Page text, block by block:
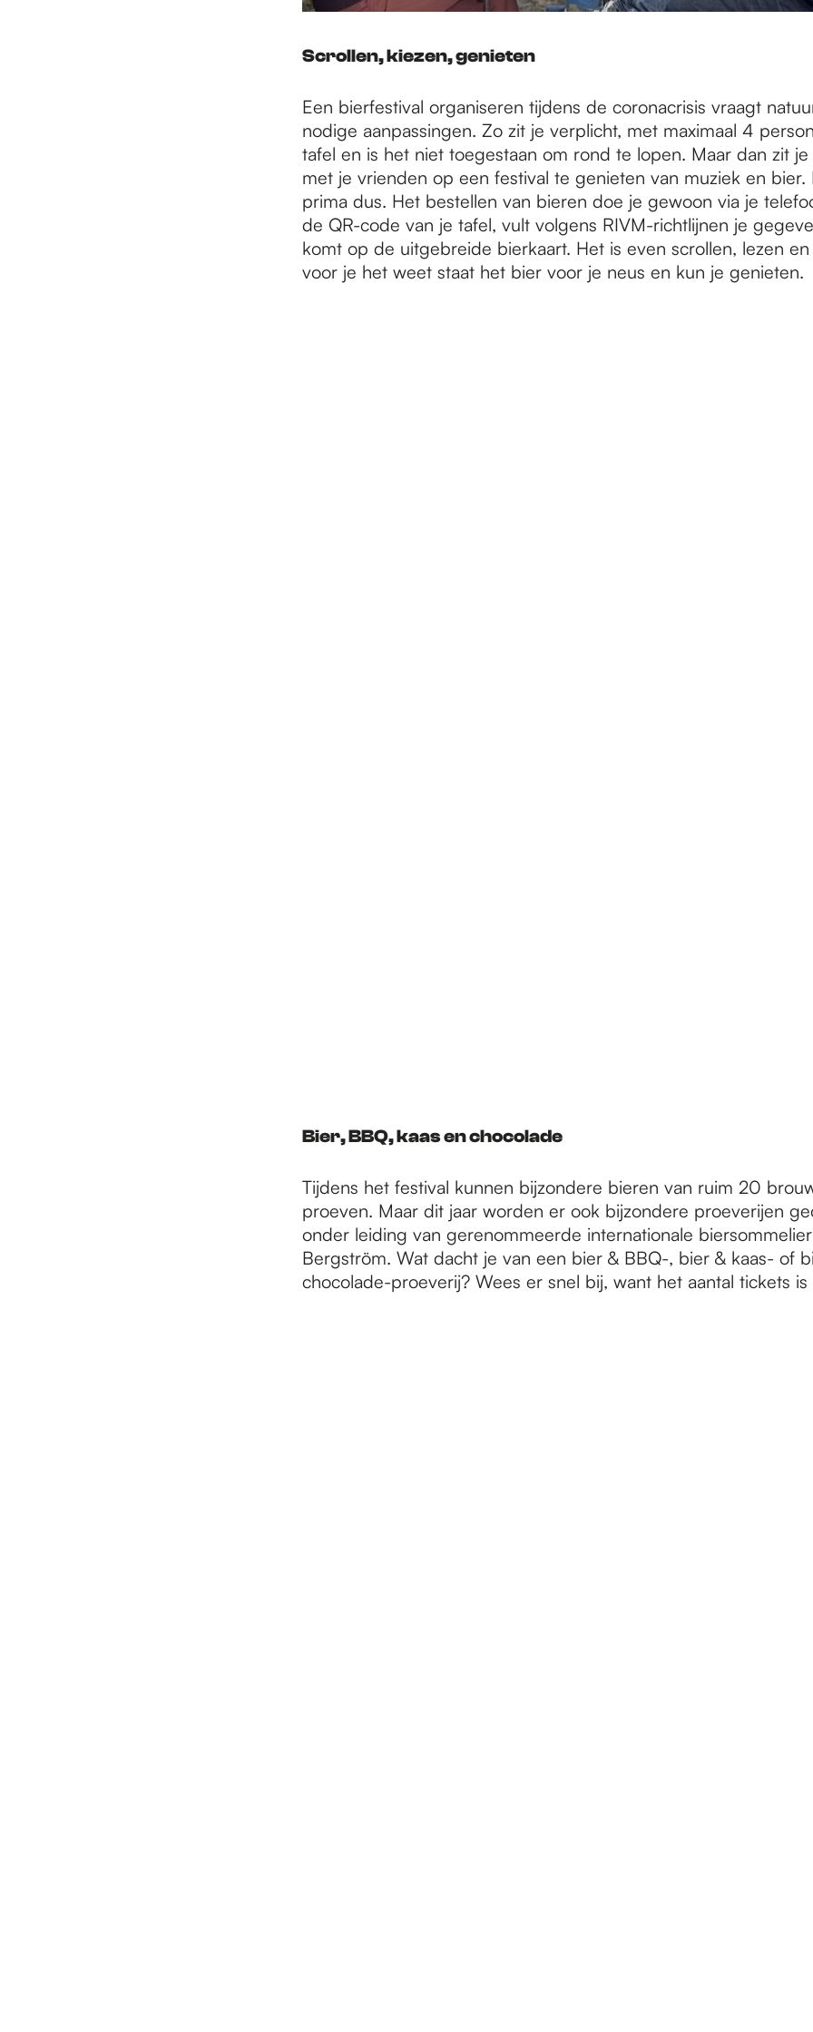
Scrollen, kiezen, genieten
Een bierfestival organiseren tijdens de coronacrisis vraagt
nodige aanpassingen. Zo zit je verplicht, met maximaal 4
tafel en is het niet toegestaan om rond te lopen. Maar dan zit
met je vrienden op een festival te genieten van muziek en bier.
prima dus. Het bestellen van bieren doe je gewoon via je
de QR-code van je tafel, vult volgens RIVM-richtlijnen je
komt op de uitgebreide bierkaart. Het is even scrollen, lezen
voor je het weet staat het bier voor je neus en kun je genieten.
Bier, BBQ, kaas en chocolade
Tijdens het festival kunnen bijzondere bieren van ruim 20
proeven. Maar dit jaar worden er ook bijzondere proeverijen
onder leiding van gerenommeerde internationale
Bergström. Wat dacht je van een bier & BBQ-, bier & kaas- of
chocolade-proeverij? Wees er snel bij, want het aantal tickets